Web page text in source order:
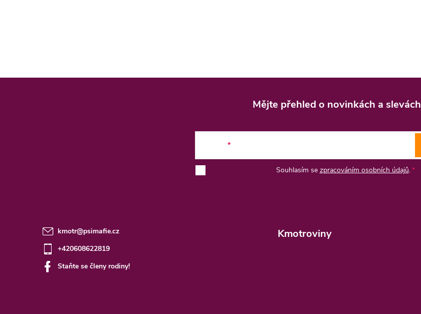
Mějte přehled o novinkách a slevách
Souhlasím se zpracováním osobních údajů.
kmotr@psimafie.cz
+420608622819
Staňte se členy rodiny!
Kmotroviny